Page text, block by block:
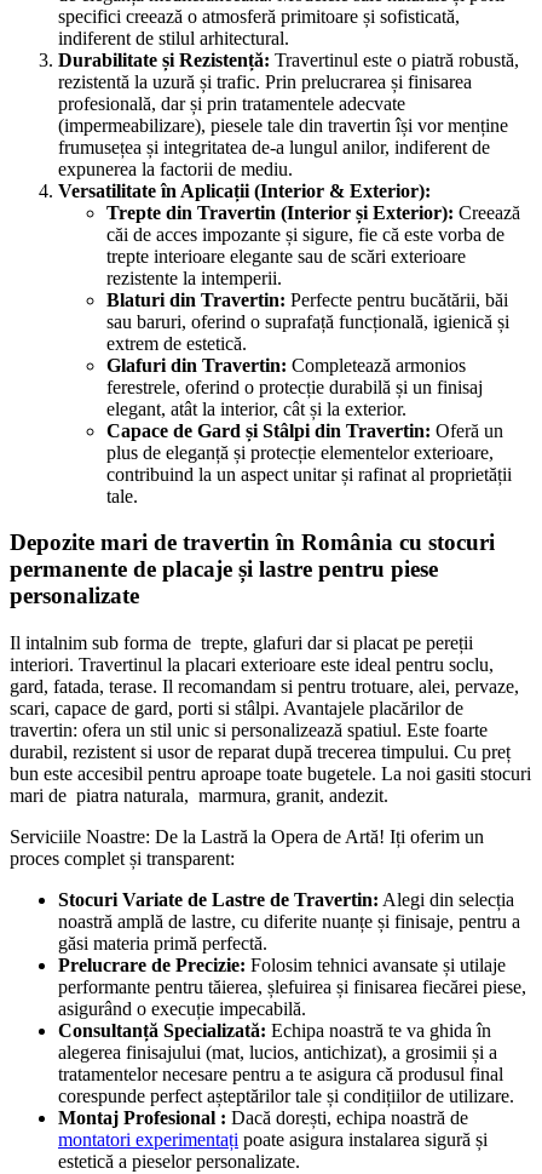
specifici creează o atmosferă primitoare și sofisticată,
indiferent de stilul arhitectural.
Durabilitate și Rezistență: Travertinul este o piatră robustă,
rezistentă la uzură și trafic. Prin prelucrarea și finisarea
profesională, dar și prin tratamentele adecvate
(impermeabilizare), piesele tale din travertin își vor menține
frumusețea și integritatea de-a lungul anilor, indiferent de
expunerea la factorii de mediu.
Versatilitate în Aplicații (Interior & Exterior):
Trepte din Travertin (Interior și Exterior): Creează
căi de acces impozante și sigure, fie că este vorba de
trepte interioare elegante sau de scări exterioare
rezistente la intemperii.
Blaturi din Travertin: Perfecte pentru bucătării, băi
sau baruri, oferind o suprafață funcțională, igienică și
extrem de estetică.
Glafuri din Travertin: Completează armonios
ferestrele, oferind o protecție durabilă și un finisaj
elegant, atât la interior, cât și la exterior.
Capace de Gard și Stâlpi din Travertin: Oferă un
plus de eleganță și protecție elementelor exterioare,
contribuind la un aspect unitar și rafinat al proprietății
tale.
Depozite mari de travertin în România cu stocuri
permanente de placaje și lastre pentru piese
personalizate
Il intalnim sub forma de trepte, glafuri dar si placat pe pereții
interiori. Travertinul la placari exterioare este ideal pentru soclu,
gard, fatada, terase. Il recomandam si pentru trotuare, alei, pervaze,
scari, capace de gard, porti si stâlpi. Avantajele placărilor de
travertin: ofera un stil unic si personalizează spatiul. Este foarte
durabil, rezistent si usor de reparat după trecerea timpului. Cu preț
bun este accesibil pentru aproape toate bugetele. La noi gasiti stocuri
mari de piatra naturala, marmura, granit, andezit.
Serviciile Noastre: De la Lastră la Opera de Artă! Iți oferim un
proces complet și transparent:
Stocuri Variate de Lastre de Travertin: Alegi din selecția
noastră amplă de lastre, cu diferite nuanțe și finisaje, pentru a
găsi materia primă perfectă.
Prelucrare de Precizie: Folosim tehnici avansate și utilaje
performante pentru tăierea, șlefuirea și finisarea fiecărei piese,
asigurând o execuție impecabilă.
Consultanță Specializată: Echipa noastră te va ghida în
alegerea finisajului (mat, lucios, antichizat), a grosimii și a
tratamentelor necesare pentru a te asigura că produsul final
corespunde perfect așteptărilor tale și condițiilor de utilizare.
Montaj Profesional : Dacă dorești, echipa noastră de
montatori experimentați poate asigura instalarea sigură și
estetică a pieselor personalizate.